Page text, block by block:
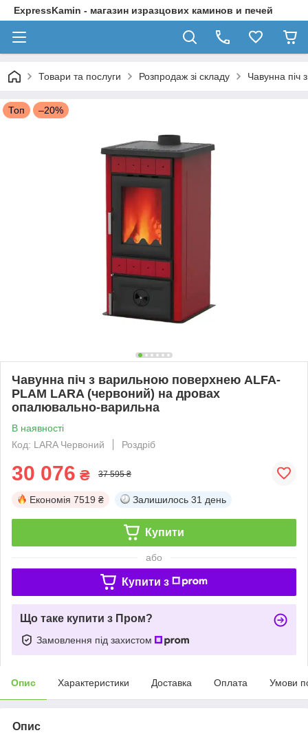
ExpressKamin - магазин изразцових каминов и печей
Товари та послуги Розпродаж зі складу Чавунна піч
Топ –20%
Чавунна піч з варильною поверхнею ALFA-
PLAM LARA (червоний) на дровах
опалювально-варильна
В наявності
Код: LARA Червоний
Роздріб
30 076 ₴ 37 595 ₴
Економія 7519 ₴ Залишилось 31 день
Купити
або
Купити з
Що таке купити з Пром?
Замовлення під захистом
Опис Характеристики Доставка Оплата Умови
Опис